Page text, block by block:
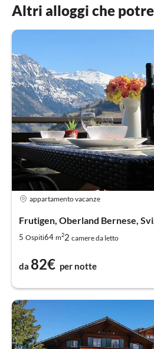
Altri alloggi che
appartamento vacanze
Frutigen, Oberland Bernese,
5 Ospiti64 m22 camere da letto
da 82€ per notte